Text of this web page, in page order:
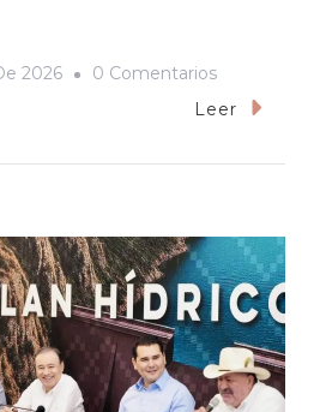
2026 0 ComentariosEn
La
Vigilancia,
Censura
Y
Simulación
Leer